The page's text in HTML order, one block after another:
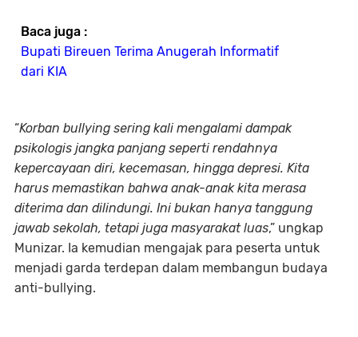
Baca juga :
Bupati Bireuen Terima Anugerah Informatif
dari KIA
“Korban bullying sering kali mengalami dampak
psikologis jangka panjang seperti rendahnya
kepercayaan diri, kecemasan, hingga depresi. Kita
harus memastikan bahwa anak-anak kita merasa
diterima dan dilindungi. Ini bukan hanya tanggung
jawab sekolah, tetapi juga masyarakat luas,” ungkap
Munizar. Ia kemudian mengajak para peserta untuk
menjadi garda terdepan dalam membangun budaya
anti-bullying.